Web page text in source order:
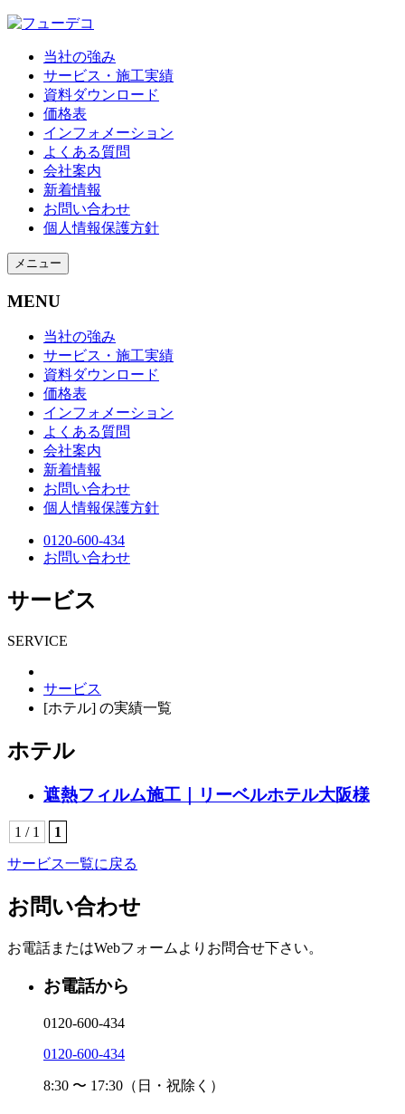
当社の強み
サービス・施工実績
資料ダウンロード
価格表
インフォメーション
よくある質問
会社案内
新着情報
お問い合わせ
個人情報保護方針
メニュー
MENU
当社の強み
サービス・施工実績
資料ダウンロード
価格表
インフォメーション
よくある質問
会社案内
新着情報
お問い合わせ
個人情報保護方針
0120-600-434
お問い合わせ
サービス
SERVICE
サービス
[ホテル] の実績一覧
ホテル
遮熱フィルム施工｜リーベルホテル大阪様
1 / 1 1
サービス一覧に戻る
お問い合わせ
お電話またはWebフォームよりお問合せ下さい。
お電話から
0120-600-434
0120-600-434
8:30 〜 17:30（日・祝除く）